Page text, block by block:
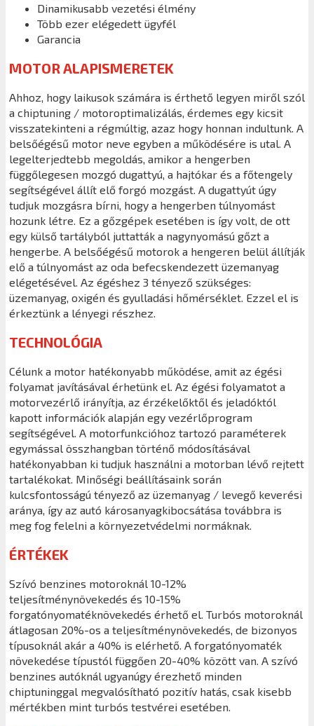
Dinamikusabb vezetési élmény
Több ezer elégedett ügyfél
Garancia
MOTOR ALAPISMERETEK
Ahhoz, hogy laikusok számára is érthető legyen miről szól
a chiptuning / motoroptimalizálás, érdemes egy kicsit
visszatekinteni a régmúltig, azaz hogy honnan indultunk. A
belsőégésű motor neve egyben a működésére is utal. A
legelterjedtebb megoldás, amikor a hengerben
függőlegesen mozgó dugattyú, a hajtókar és a főtengely
segítségével állít elő forgó mozgást. A dugattyút úgy
tudjuk mozgásra bírni, hogy a hengerben túlnyomást
hozunk létre. Ez a gőzgépek esetében is így volt, de ott
egy külső tartályból juttatták a nagynyomású gőzt a
hengerbe. A belsőégésű motorok a hengeren belül állítják
elő a túlnyomást az oda befecskendezett üzemanyag
elégetésével. Az égéshez 3 tényező szükséges:
üzemanyag, oxigén és gyulladási hőmérséklet. Ezzel el is
érkeztünk a lényegi részhez.
TECHNOLÓGIA
Célunk a motor hatékonyabb működése, amit az égési
folyamat javításával érhetünk el. Az égési folyamatot a
motorvezérlő irányítja, az érzékelőktől és jeladóktól
kapott információk alapján egy vezérlőprogram
segítségével. A motorfunkcióhoz tartozó paraméterek
egymással összhangban történő módosításával
hatékonyabban ki tudjuk használni a motorban lévő rejtett
tartalékokat. Minőségi beállításaink során
kulcsfontosságú tényező az üzemanyag / levegő keverési
aránya, így az autó károsanyagkibocsátása továbbra is
meg fog felelni a környezetvédelmi normáknak.
ÉRTÉKEK
Szívó benzines motoroknál 10-12%
teljesítménynövekedés és 10-15%
forgatónyomatéknövekedés érhető el. Turbós motoroknál
átlagosan 20%-os a teljesítménynövekedés, de bizonyos
típusoknál akár a 40% is elérhető. A forgatónyomaték
növekedése típustól függően 20-40% között van. A szívó
benzines autóknál ugyanúgy érezhető minden
chiptuninggal megvalósítható pozitív hatás, csak kisebb
mértékben mint turbós testvérei esetében.